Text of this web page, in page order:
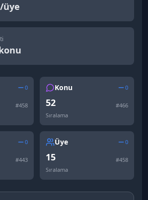
üye
0
#458
Konu 0
52 #466
Sıralama
0
#443
Üye 0
15 #458
Sıralama